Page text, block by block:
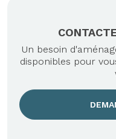
Un besoin
disponibles pour